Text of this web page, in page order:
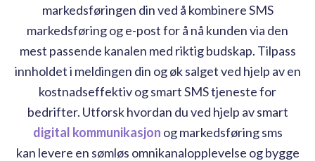
markedsføringen din ved å kombinere SMS
markedsføring og e-post for å nå kunden via den
mest passende kanalen med riktig budskap. Tilpass
innholdet i meldingen din og øk salget ved hjelp av en
kostnadseffektiv og smart SMS tjeneste for
bedrifter. Utforsk hvordan du ved hjelp av smart
digital kommunikasjon og markedsføring sms
kan levere en sømløs omnikanalopplevelse og bygge